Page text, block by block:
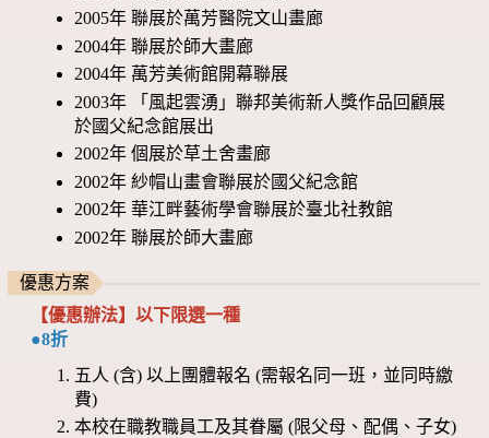
2005年 聯展於萬芳醫院文山畫廊
2004年 聯展於師大畫廊
2004年 萬芳美術館開幕聯展
2003年 「風起雲湧」聯邦美術新人獎作品回顧展
於國父紀念館展出
2002年 個展於草土舍畫廊
2002年 紗帽山畫會聯展於國父紀念館
2002年 華江畔藝術學會聯展於臺北社教館
2002年 聯展於師大畫廊
優惠方案
【優惠辦法】以下限選一種
●8折
五人 (含) 以上團體報名 (需報名同一班，並同時繳
費)
本校在職教職員工及其眷屬 (限父母、配偶、子女)